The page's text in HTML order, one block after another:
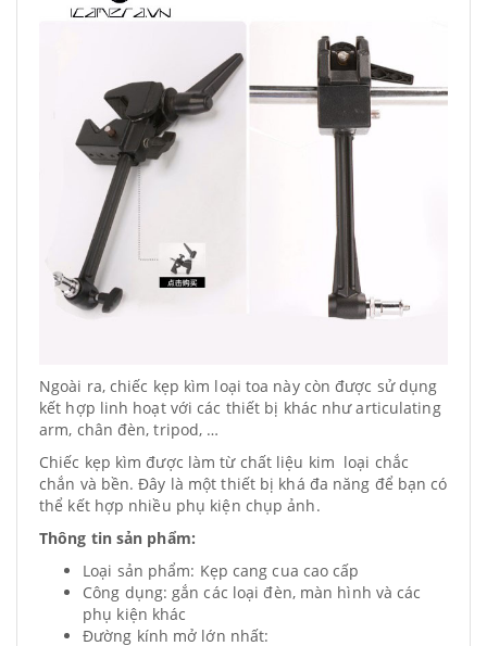
Ngoài ra, chiếc kẹp kìm loại toa này còn được sử dụng
kết hợp linh hoạt với các thiết bị khác như articulating
arm, chân đèn, tripod, …
Chiếc kẹp kìm được làm từ chất liệu kim loại chắc
chắn và bền. Đây là một thiết bị khá đa năng để bạn có
thể kết hợp nhiều phụ kiện chụp ảnh.
Thông tin sản phẩm:
Loại sản phẩm: Kẹp cang cua cao cấp
Công dụng: gắn các loại đèn, màn hình và các
phụ kiện khác
Đường kính mở lớn nhất: